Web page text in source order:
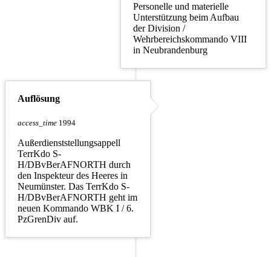
Personelle und materielle
Unterstützung beim Aufbau
der Division /
Wehrbereichskommando VIII
in Neubrandenburg
Auflösung
access_time 1994
Außerdienststellungsappell
TerrKdo S-
H/DBvBerAFNORTH durch
den Inspekteur des Heeres in
Neumünster. Das TerrKdo S-
H/DBvBerAFNORTH geht im
neuen Kommando WBK I / 6.
PzGrenDiv auf.